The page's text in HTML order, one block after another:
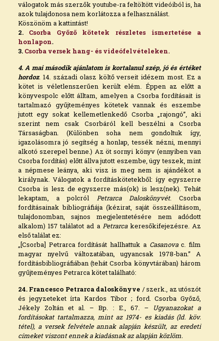
válogatok más szerzők youtube-ra feltöltött videóiból is, ha
azok tulajdonosa nem korlátozza a felhasználást.
Köszönöm a kattintást!
2. Csorba Győző kötetek részletes ismertetése a
honlapon.
3. Csorba versek hang- és videófelvételeken.
4. A mai második ajánlatom is kortalanul szép, jó és értéket
hordoz. 14. századi olasz költő verseit idézem most. Ez a
kötet is véletlenszerűen került elém. Éppen az előtt a
könyvespolc előtt álltam, amelyen a Csorba fordításait is
tartalmazó gyűjteményes kötetek vannak és eszembe
jutott egy sokat kellemetlenkedő Csorba „rajongó”, aki
szerint nem csak Csorbáról kell beszélni a Csorba
Társaságban. (Különben soha nem gondoltuk így,
igazolásomra jó segítség a honlap, tessék nézni, mennyi
alkotó szerepel benne.) Az öt sornyi könyv (ennyiben van
Csorba fordítás) előtt állva jutott eszembe, úgy teszek, mint
a népmese leánya, aki visz is meg nem is ajándékot a
királynak. Válogatok a fordításkötetekből: így egyszerre
Csorba is lesz de egyszerre más(ok) is lesz(nek). Tehát
lekaptam, a polcról Petrarca Daloskönyvét. Csorba
fordításainak bibliográfiája (kézirat, saját összeállításom,
tulajdonomban, sajnos megjelentetésére nem adódott
alkalom) 157 találatot ad a Petrarcakeresőkifejezésre. Az
első találat ez:
„[Csorba] Petrarca fordítását hallhattuk a Casanovac. film
magyar nyelvű változatában, ugyancsak 1978-ban.” A
fordításbibliográfiában (tehát Csorba könyvtárában) három
gyűjteményes Petrarca kötet található:
24. Francesco Petrarca daloskönyve / szerk., az utószót
és jegyzeteket írta Kardos Tibor ; ford. Csorba Győző,
Jékely Zoltán et al. – Bp. : E., 67. – Ugyanazokat a
fordításokat tartalmazza, mint az 1974- es kiadás (ld. köv.
tétel), a versek felvétele annak alapján készült, az eredeti
címeket viszont ennek a kiadásnak az alapján közlöm.